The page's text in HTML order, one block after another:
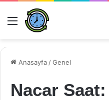
Menü
Anasayfa /Genel
Nacar Saat: